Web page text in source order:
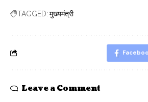
TAGGED: मुख्यमंत्री
Leave a Comment